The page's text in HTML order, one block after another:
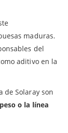
maduras.
del
aditivo en la
de Solaray son
o la línea